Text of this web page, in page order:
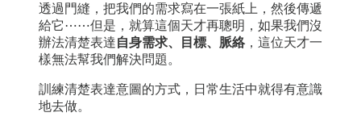
透過門縫，把我們的需求寫在一張紙上，然後傳遞
給它⋯⋯但是，就算這個天才再聰明，如果我們沒
辦法清楚表達自身需求、目標、脈絡 ，這位天才一
樣無法幫我們解決問題。
訓練清楚表達意圖的方式，日常生活中就得有意識
地去做。